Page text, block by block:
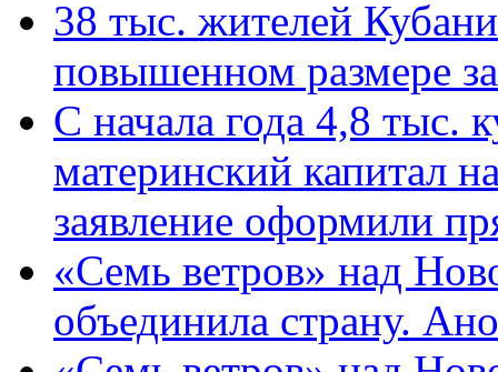
38 тыс. жителей
повышенном размере
С начала года 4,8 тыс.
материнский капитал
заявление оформили
«Семь ветров» над
объединила страну.